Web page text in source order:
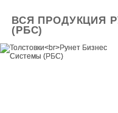
ВСЯ ПРОДУКЦИЯ
(РБС)